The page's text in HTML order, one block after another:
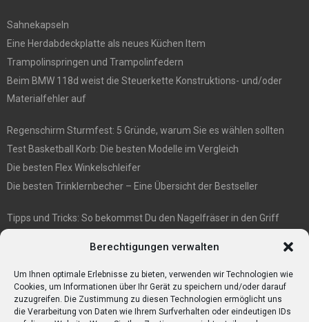
Berechtigungen verwalten
Um Ihnen optimale Erlebnisse zu bieten, verwenden wir Technologien wie
Cookies, um Informationen über Ihr Gerät zu speichern und/oder darauf
zuzugreifen. Die Zustimmung zu diesen Technologien ermöglicht uns
die Verarbeitung von Daten wie Ihrem Surfverhalten oder eindeutigen IDs
Sahnekapseln
Eine Herdabdeckplatte als neues Küchen Item
Trampolinspringen und Trampolinfedern
Beim BMW 118d weist die Steuerkette Konstruktions- und/oder
Materialfehler auf
Regenschirm Sturmfest: 5 Gründe, warum Sie es wählen sollten
Test Basketball Korb: Die besten Modelle im Vergleich
Die besten Flex Winkelschleifer
Die besten Trinklernbecher – Eine Übersicht der Bestseller
Tipps und Tricks: So bekommst Du den Nagelfräser in den Griff
Veganismus und Vegetarismus: Was ist der Unterschied?
Bumpkeys sind ein Phänomen, das viel Aufmerksamkeit erregt.